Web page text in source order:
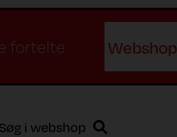
fortelte Webshop
Søg i webshop